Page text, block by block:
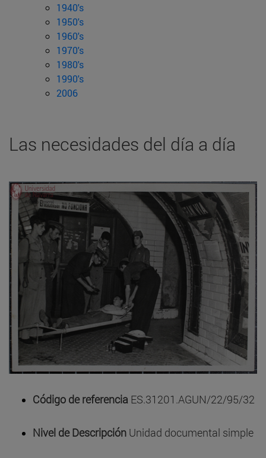
1940's
1950's
1960's
1970's
1980's
1990's
2006
Las necesidades del día a día
Código de referencia ES.31201.AGUN/22/95/32
Nivel de Descripción Unidad documental simple